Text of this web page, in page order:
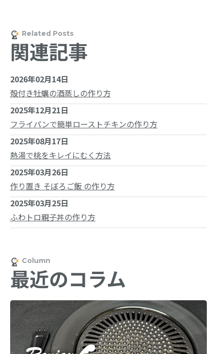
関連記事
2026年02月14日
殻付き牡蠣の酒蒸しの作り方
2025年12月21日
フライパンで簡単ローストチキンの作り方
2025年08月17日
熱湯で桃をキレイにむく方法
2025年03月26日
作り置き そぼろご飯 の作り方
2025年03月25日
ふわトロ親子丼の作り方
最近のコラム